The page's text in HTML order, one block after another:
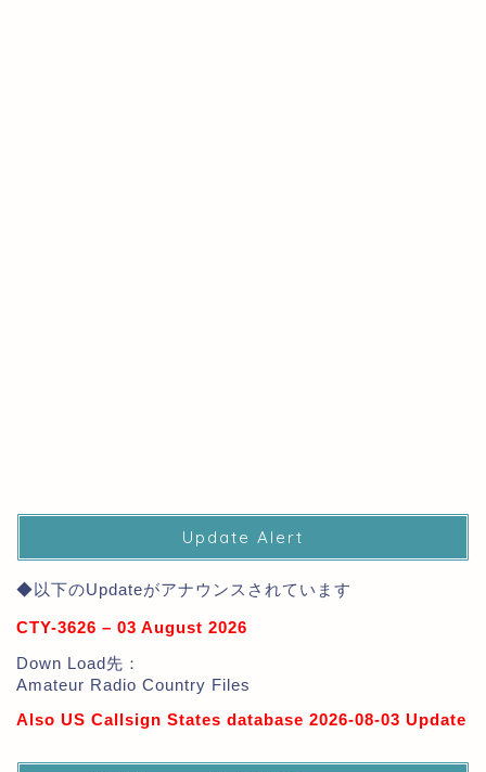
Update Alert
◆以下のUpdateがアナウンスされています
CTY-3626 – 03 August 2026
Down Load先：
Amateur Radio Country Files
Also US Callsign States database 2026-08-03 Update